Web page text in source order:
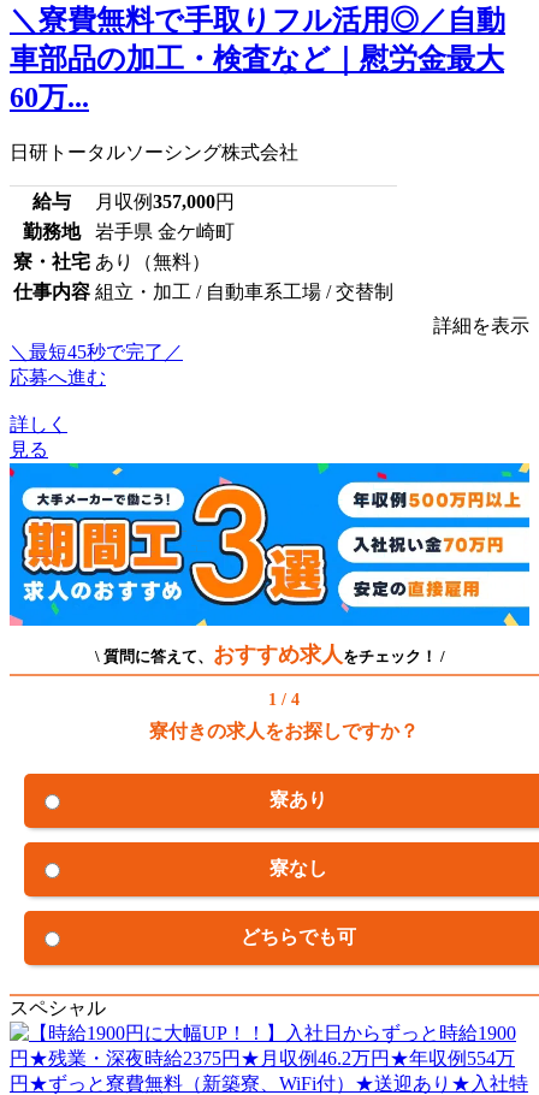
＼寮費無料で手取りフル活用◎／自動
車部品の加工・検査など｜慰労金最大
60万...
日研トータルソーシング株式会社
給与 月収例357,000円
勤務地
岩手県 金ケ崎町
寮・社宅 あり（無料）
仕事内容 組立・加工 / 自動車系工場 / 交替制
詳細を表示
＼最短45秒で完了／
応募へ進む
詳しく
見る
\ 質問に答えて、 おすすめ求人 をチェック！ /
1 / 4
寮付きの求人をお探しですか？
寮あり
寮なし
どちらでも可
スペシャル